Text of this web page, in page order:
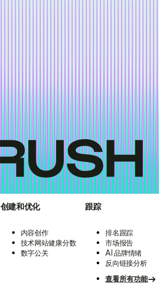
创建和优化
内容创作
技术网站健康分数
数字公关
跟踪
排名跟踪
市场报告
AI 品牌情绪
反向链接分析
查看所有功能